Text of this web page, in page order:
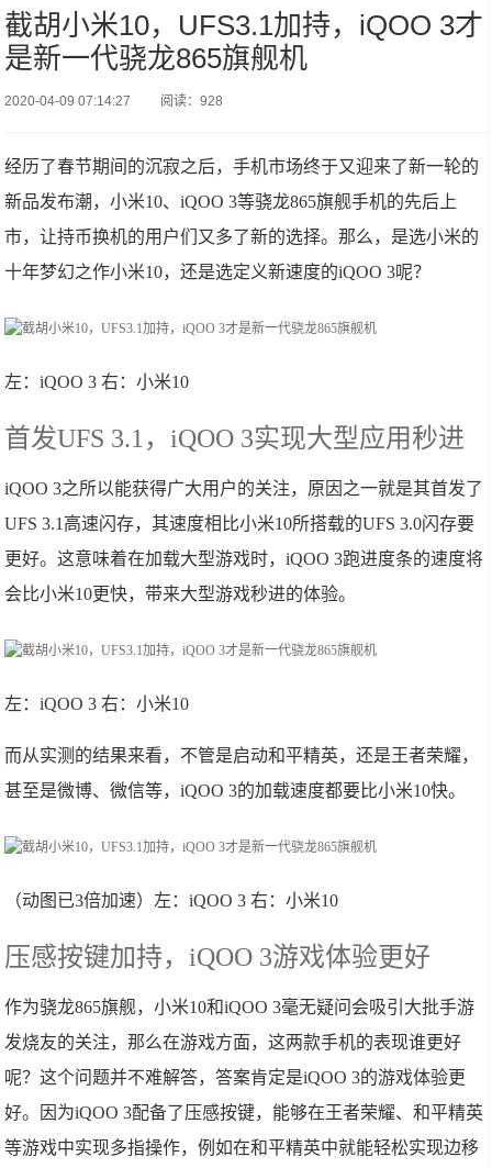
截胡小米10，UFS3.1加持，iQOO 3才
是新一代骁龙865旗舰机
2020-04-09 07:14:27 阅读：928
经历了春节期间的沉寂之后，手机市场终于又迎来了新一轮的
新品发布潮，小米10、iQOO 3等骁龙865旗舰手机的先后上
市，让持币换机的用户们又多了新的选择。那么，是选小米的
十年梦幻之作小米10，还是选定义新速度的iQOO 3呢？
左：iQOO 3 右：小米10
首发UFS 3.1，iQOO 3实现大型应用秒进
iQOO 3之所以能获得广大用户的关注，原因之一就是其首发了
UFS 3.1高速闪存，其速度相比小米10所搭载的UFS 3.0闪存要
更好。这意味着在加载大型游戏时，iQOO 3跑进度条的速度将
会比小米10更快，带来大型游戏秒进的体验。
左：iQOO 3 右：小米10
而从实测的结果来看，不管是启动和平精英，还是王者荣耀，
甚至是微博、微信等，iQOO 3的加载速度都要比小米10快。
（动图已3倍加速）左：iQOO 3 右：小米10
压感按键加持，iQOO 3游戏体验更好
作为骁龙865旗舰，小米10和iQOO 3毫无疑问会吸引大批手游
发烧友的关注，那么在游戏方面，这两款手机的表现谁更好
呢？这个问题并不难解答，答案肯定是iQOO 3的游戏体验更
好。因为iQOO 3配备了压感按键，能够在王者荣耀、和平精英
等游戏中实现多指操作，例如在和平精英中就能轻松实现边移